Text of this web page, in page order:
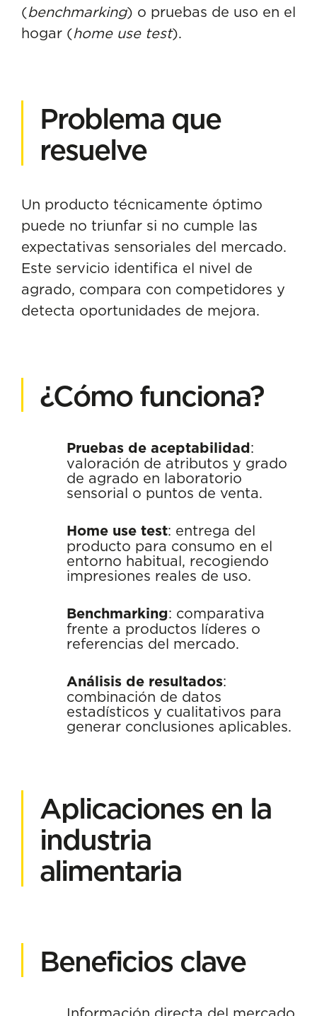
(benchmarking) o pruebas de uso en el
hogar (home use test).
Problema que
resuelve
Un producto técnicamente óptimo
puede no triunfar si no cumple las
expectativas sensoriales del mercado.
Este servicio identifica el nivel de
agrado, compara con competidores y
detecta oportunidades de mejora.
¿Cómo funciona?
Pruebas de aceptabilidad:
valoración de atributos y grado
de agrado en laboratorio
sensorial o puntos de venta.
Home use test: entrega del
producto para consumo en el
entorno habitual, recogiendo
impresiones reales de uso.
Benchmarking: comparativa
frente a productos líderes o
referencias del mercado.
Análisis de resultados:
combinación de datos
estadísticos y cualitativos para
generar conclusiones aplicables.
Aplicaciones en la
industria
alimentaria
Beneficios clave